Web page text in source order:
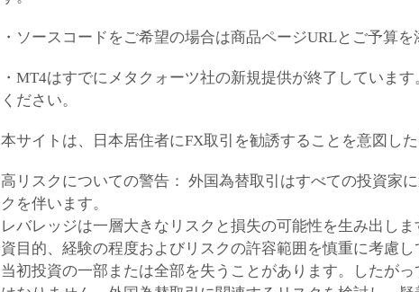
・ソースコードをご希望の場合は商品ページURLとご予算を
・MT4はすでにメタクォーツ社の新規提供が終了していま
ください。
本サイトは、日本居住者にFX取引を勧誘することを意図した
高リスクについての警告： 外国為替取引はすべての投資家
クを伴います。
レバレッジは一層大きなリスクと損失の可能性を生み出し
資目的、経験の程度およびリスクの許容範囲を慎重に考慮し
当初投資の一部または全部を失うことがあります。したが